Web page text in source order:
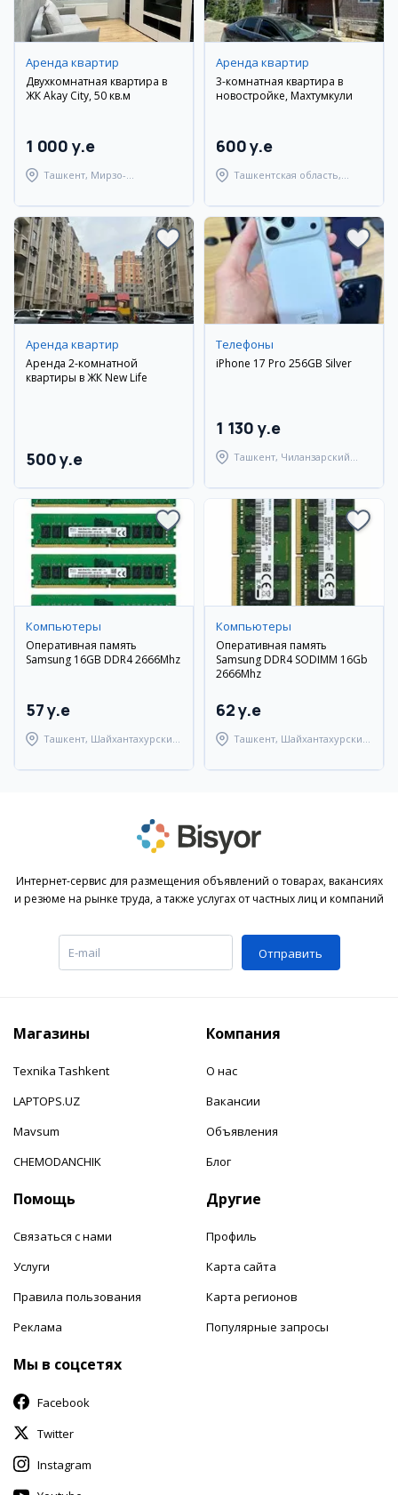
Аренда квартир
Двухкомнатная квартира в
ЖК Akay City, 50 кв.м
1 000 y.e
Ташкент, Мирзо-
Аренда квартир
3-комнатная квартира в
новостройке, Махтумкули
600 y.e
Ташкентская область,
Аренда квартир
Аренда 2-комнатной
квартиры в ЖК New Life
500 y.e
Телефоны
iPhone 17 Pro 256GB Silver
1 130 y.e
Ташкент, Чиланзарский
Компьютеры
Оперативная память
Samsung 16GB DDR4 2666Mhz
57 y.e
Ташкент, Шайхантахурский
Компьютеры
Оперативная память
Samsung DDR4 SODIMM 16Gb
2666Mhz
62 y.e
Ташкент, Шайхантахурский
Интернет-сервис для размещения объявлений о товарах, вакансиях
и резюме на рынке труда, а также услугах от частных лиц и компаний
Отправить
Магазины
Texnika Tashkent
LAPTOPS.UZ
Mavsum
CHEMODANCHIK
Компания
О нас
Вакансии
Объявления
Блог
Помощь
Связаться с нами
Услуги
Правила пользования
Реклама
Другие
Профиль
Карта сайта
Карта регионов
Популярные запросы
Мы в соцсетях
Facebook
Twitter
Instagram